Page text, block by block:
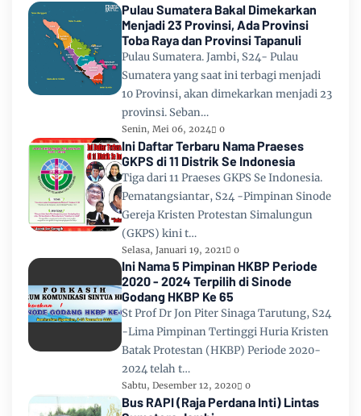
Pulau Sumatera Bakal Dimekarkan
Menjadi 23 Provinsi, Ada Provinsi
Toba Raya dan Provinsi Tapanuli
Pulau Sumatera. Jambi, S24- Pulau
Sumatera yang saat ini terbagi menjadi
10 Provinsi, akan dimekarkan menjadi 23
provinsi. Seban…
Senin, Mei 06, 2024 0
Ini Daftar Terbaru Nama Praeses
GKPS di 11 Distrik Se Indonesia
Tiga dari 11 Praeses GKPS Se Indonesia.
Pematangsiantar, S24 -Pimpinan Sinode
Gereja Kristen Protestan Simalungun
(GKPS) kini t…
Selasa, Januari 19, 2021 0
Ini Nama 5 Pimpinan HKBP Periode
2020 - 2024 Terpilih di Sinode
Godang HKBP Ke 65
St Prof Dr Jon Piter Sinaga Tarutung, S24
-Lima Pimpinan Tertinggi Huria Kristen
Batak Protestan (HKBP) Periode 2020-
2024 telah t…
Sabtu, Desember 12, 2020 0
Bus RAPI (Raja Perdana Inti) Lintas